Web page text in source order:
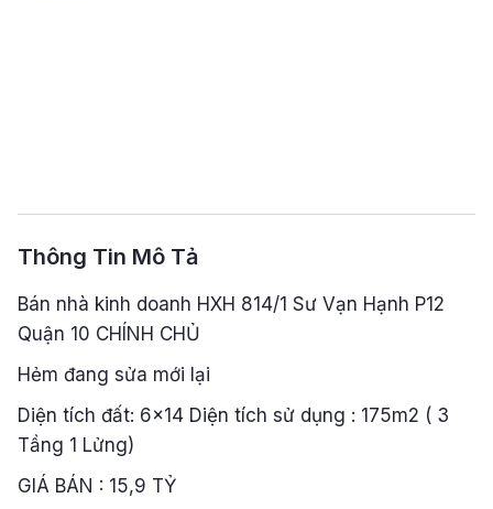
Thông Tin Mô Tả
Bán nhà kinh doanh HXH 814/1 Sư Vạn Hạnh P12
Quận 10 CHÍNH CHỦ
Hẻm đang sửa mới lại
Diện tích đất: 6x14 Diện tích sử dụng : 175m2 ( 3
Tầng 1 Lửng)
GIÁ BÁN : 15,9 TỶ